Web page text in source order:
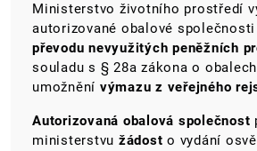
Ministerstvo životního prostředí
autorizované obalové společnosti
převodu nevyužitých peněžních
souladu s § 28a zákona o
umožnění výmazu z veřejného
Autorizovaná obalová společnost
ministerstvu žádost o vydání